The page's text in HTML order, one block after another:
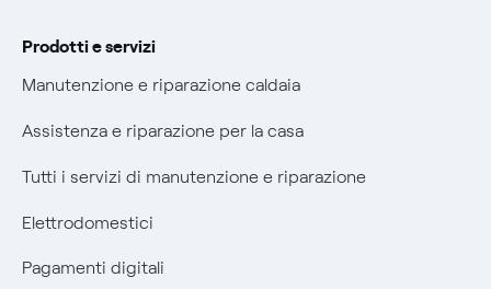
Prodotti e servizi
Manutenzione e riparazione caldaia
Assistenza e riparazione per la casa
Tutti i servizi di manutenzione e riparazione
Elettrodomestici
Pagamenti digitali